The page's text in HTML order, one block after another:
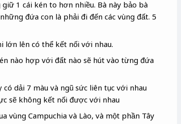
giữ 1 cái kén to hơn nhiều. Bà này bảo bà
đứa con là phải đi đến các vùng đất. 5
lớn lên có thể kết nối với nhau.
nào hợp với đất nào sẽ hút vào từng đứa
dải 7 màu và ngũ sức liên tục với nhau
sẽ không kết nối được với nhau
vùng Campuchia và Lào, và một phần Tây